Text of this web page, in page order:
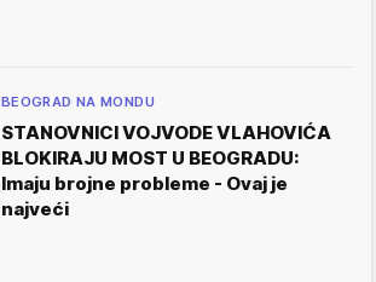
BEOGRAD NA MONDU
STANOVNICI VOJVODE VLAHOVIĆA
BLOKIRAJU MOST U BEOGRADU:
Imaju brojne probleme - Ovaj je
najveći